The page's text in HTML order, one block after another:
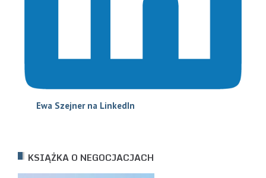
Ewa Szejner na LinkedIn
KSIĄŻKA O NEGOCJACJACH